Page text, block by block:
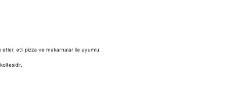
etler, etli pizza ve makarnalar ile uyumlu.